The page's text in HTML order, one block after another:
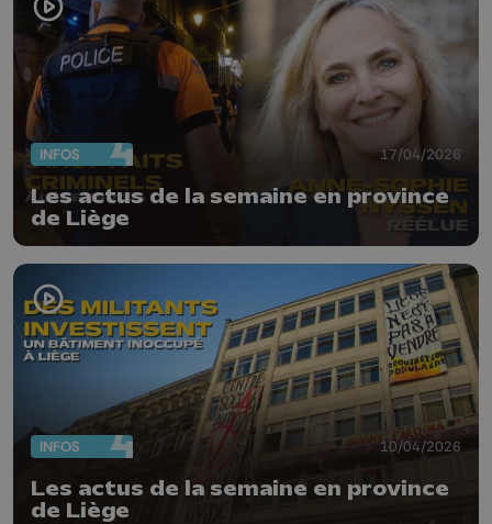
INFOS 17/04/2026
Les actus de la semaine en province
de Liège
INFOS 10/04/2026
Les actus de la semaine en province
de Liège